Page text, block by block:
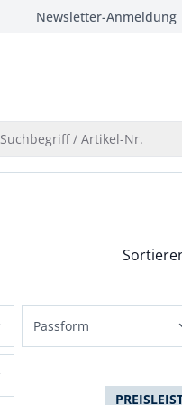
Newsletter-Anmeldung
Suchbegriff / Artikel-Nr.
Menü
Passform